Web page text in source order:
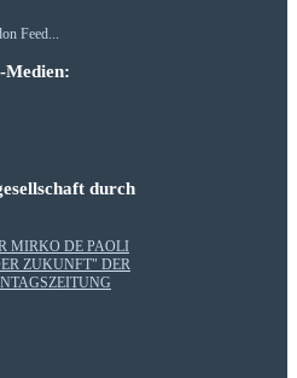
Feed...
durch
MIRKO DE PAOLI
ZUKUNFT" DER